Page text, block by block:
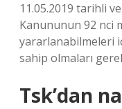
11.05.2019 tarihli
Kanununun 92 nci
yararlanabilmeleri
sahip olmaları
Tsk’dan